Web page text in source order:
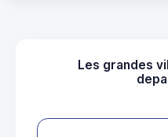
Les grandes